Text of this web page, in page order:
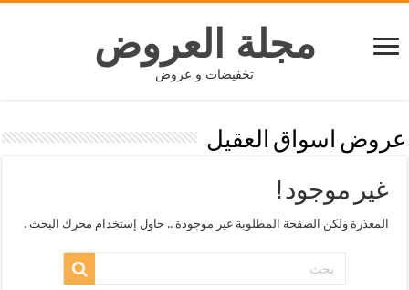
مجلة العروض
تخفيضات و عروض
عروض اسواق العقيل
غير موجود !
المعذرة ولكن الصفحة المطلوبة غير موجودة .. حاول إستخدام محرك البحث .